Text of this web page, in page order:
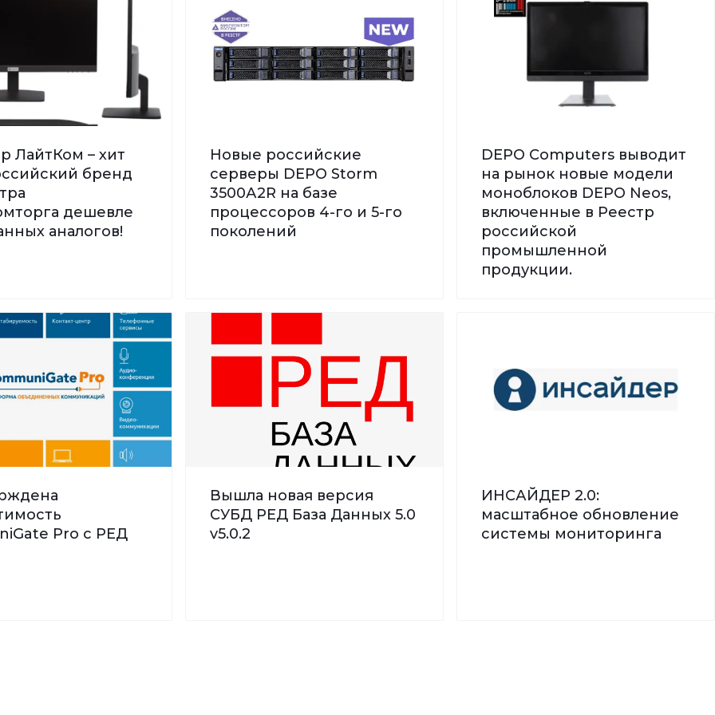
ЛайтКом – хит
бренд
дешевле
аналогов!
Новые российские
серверы DEPO Storm
3500А2R на базе
процессоров 4-го и 5-го
поколений
DEPO Computers выводит
на рынок новые модели
моноблоков DEPO Neos,
включенные в Реестр
российской
промышленной
продукции.
Pro с РЕД
Вышла новая версия
СУБД РЕД База Данных 5.0
v5.0.2
ИНСАЙДЕР 2.0:
масштабное обновление
системы мониторинга